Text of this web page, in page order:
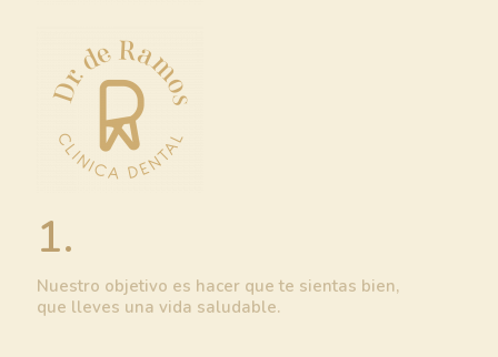
1.
Nuestro objetivo es hacer que te sientas bien,
que lleves una vida saludable.